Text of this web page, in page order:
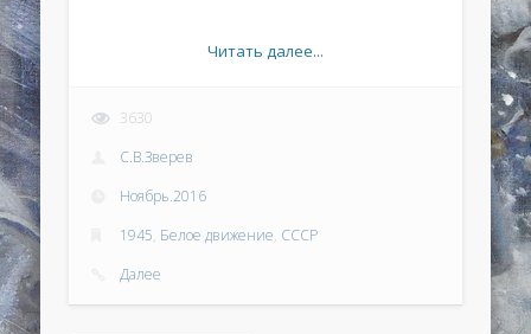
Читать далее...
3630
С.В.Зверев
Ноябрь.2016
1945, Белое движение, СССР
Далее